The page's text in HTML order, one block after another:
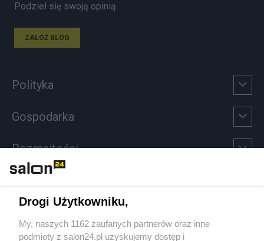
Podziel się swoją opinią
ZAŁÓŻ BLOG
Polityka
Gospodarka
Rozmaitości
Sport
Drogi Użytkowniku,
My, naszych 1162 zaufanych partnerów oraz inne
podmioty z salon24.pl uzyskujemy dostęp i